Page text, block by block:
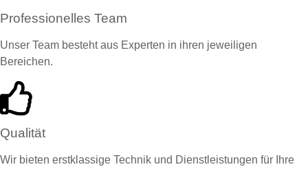
Professionelles Team
Unser Team besteht aus Experten in ihren jeweiligen
Bereichen.
Qualität
Wir bieten erstklassige Technik und Dienstleistungen für Ihre